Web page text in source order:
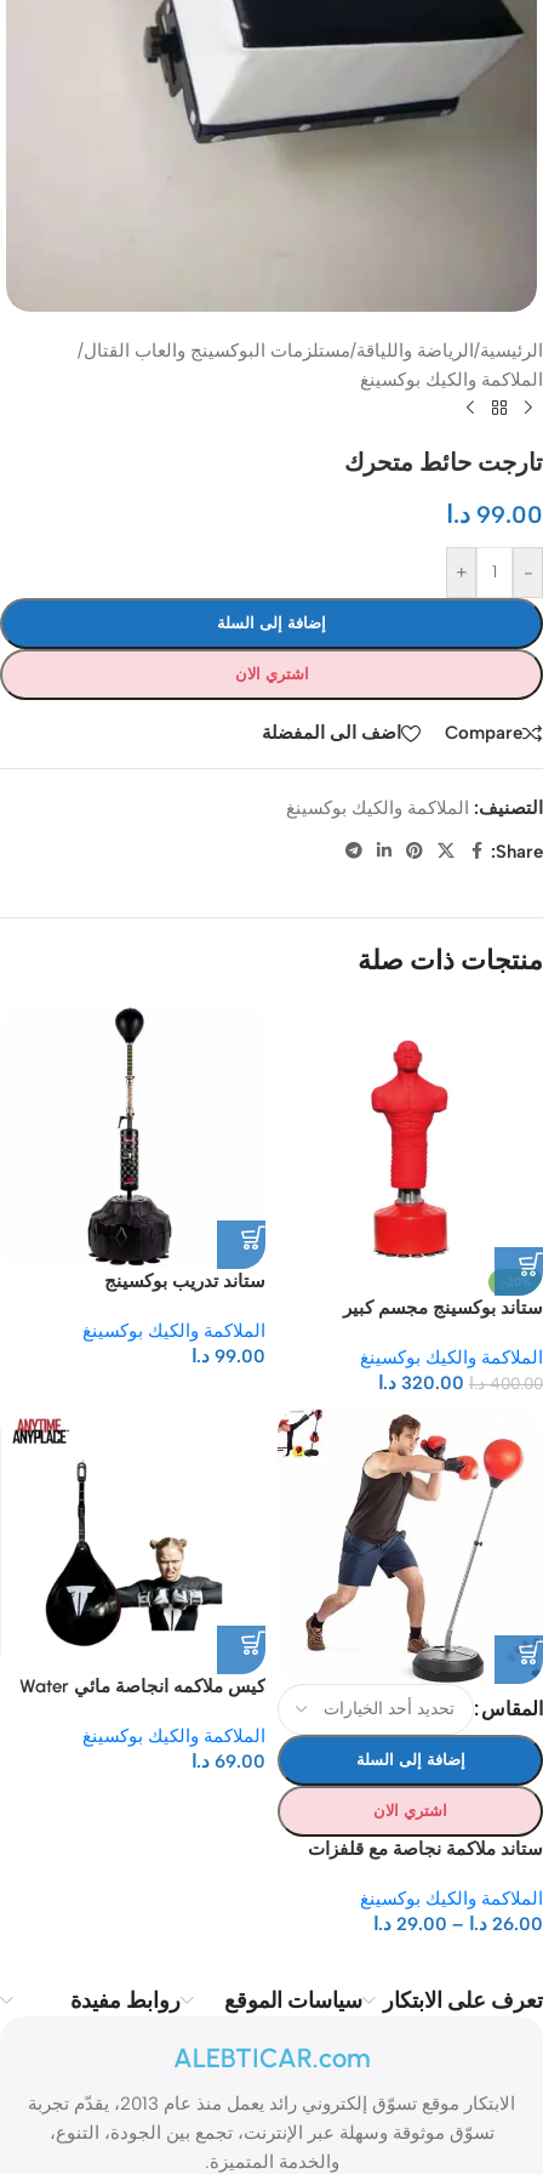
الرئيسية/الرياضة واللياقة/مستلزمات البوكسينج والعاب القتال/
الملاكمة والكيك بوكسينغ
تارجت حائط متحرك
99.00 د.ا
-
+
إضافة إلى السلة
اشتري الان
Compare اضف الى المفضلة
التصنيف: الملاكمة والكيك بوكسينغ
Share:
منتجات ذات صلة
-20%
ستاند بوكسينج مجسم كبير
الملاكمة والكيك بوكسينغ
400.00 د.ا 320.00 د.ا
ستاند تدريب بوكسينج
الملاكمة والكيك بوكسينغ
99.00 د.ا
المقاس
إضافة إلى السلة
اشتري الان
ستاند ملاكمة نجاصة مع قلفزات
الملاكمة والكيك بوكسينغ
26.00 د.ا –
29.00 د.ا
كيس ملاكمه انجاصة مائي Water
الملاكمة والكيك بوكسينغ
69.00 د.ا
تعرف على الابتكار سياسات الموقع روابط مفيدة
ALEBTICAR.com
الابتكار موقع تسوّق إلكتروني رائد يعمل منذ عام 2013، يقدّم تجربة
تسوّق موثوقة وسهلة عبر الإنترنت، تجمع بين الجودة، التنوع،
والخدمة المتميزة.